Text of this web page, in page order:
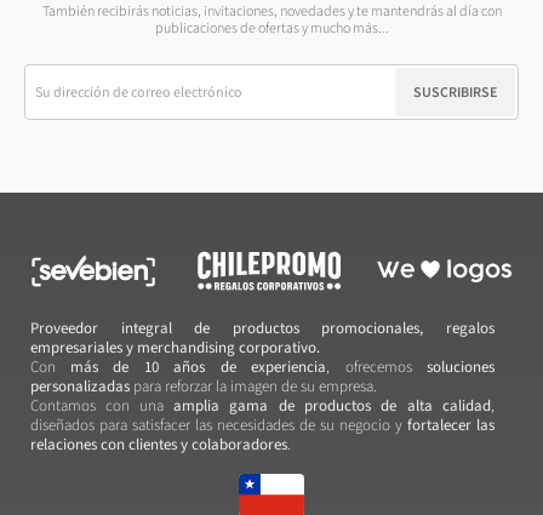
También recibirás noticias, invitaciones, novedades y te mantendrás al día con
publicaciones de ofertas y mucho más...
SUSCRIBIRSE
Proveedor integral de productos promocionales, regalos
empresariales y merchandising corporativo.
Con más de 10 años de experiencia, ofrecemos soluciones
personalizadas para reforzar la imagen de su empresa.
Contamos con una amplia gama de productos de alta calidad,
diseñados para satisfacer las necesidades de su negocio y fortalecer las
relaciones con clientes y colaboradores.